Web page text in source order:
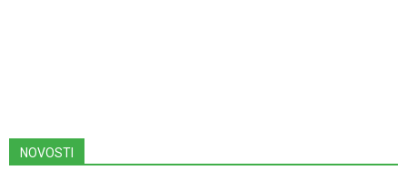
NOVOSTI